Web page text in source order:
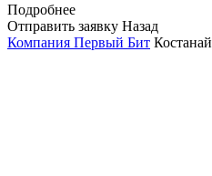
Подробнее
Отправить заявку Назад
Компания Первый Бит Костанай